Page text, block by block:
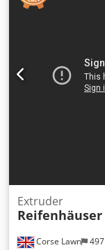
Corse Lawn
Extruder
Reifenhäuser